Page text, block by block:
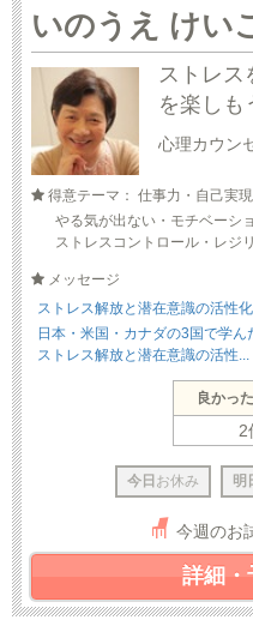
いのうえ けい
ストレス
を楽しも
心理カウン
得意テーマ： 仕事力・自己実現
やる気が出ない・モチベーシ
ストレスコントロール・レジ
メッセージ
ストレス解放と潜在意識の活性化
日本・米国・カナダの3国で学ん
ストレス解放と潜在意識の活性...
良かった
2
今日 お休み 明
今週のお
詳細・